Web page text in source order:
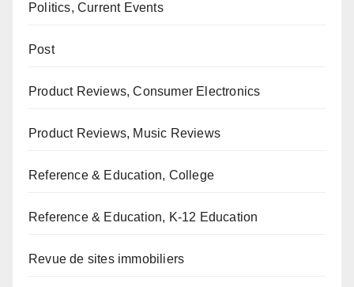
Politics, Current Events
Post
Product Reviews, Consumer Electronics
Product Reviews, Music Reviews
Reference & Education, College
Reference & Education, K-12 Education
Revue de sites immobiliers